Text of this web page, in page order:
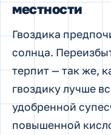
местности
Гвоздика
солнца.
терпит — так же,
гвоздику лучше
удобренной
повышенной